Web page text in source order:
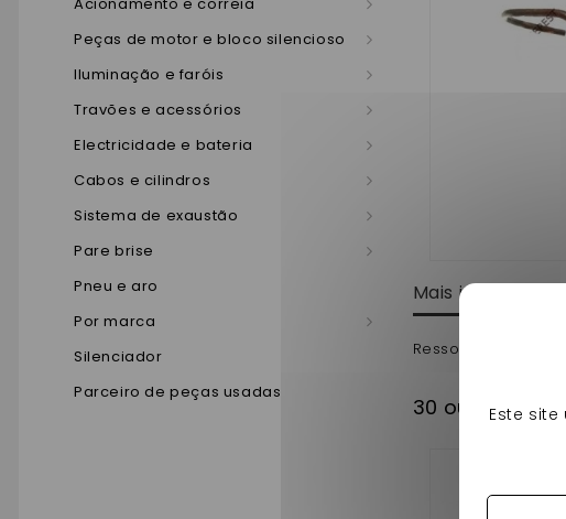
Peças de motor e bloco silencioso
Iluminação e faróis
Travões e acessórios
Electricidade e bateria
Cabos e cilindros
Sistema de exaustão
Pare brise
Pneu e aro
Por marca
Silenciador
Parceiro de peças usadas
Mais informação
Ressort
30 outros
Este